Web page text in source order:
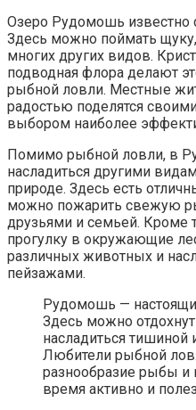
Озеро Рудомошь
Здесь можно поймать щуку,
многих других видов.
подводная флора делают
рыбной ловли. Местные
радостью поделятся
выбором наиболее
Помимо рыбной ловли, в
насладиться другими
природе. Здесь есть
можно пожарить свежую
друзьями и семьей. Кроме
прогулку в окружающие
различных животных и
пейзажами.
Рудомошь —
Здесь можно
насладиться тишиной
Любители рыбной
разнообразие рыбы и
время активно и